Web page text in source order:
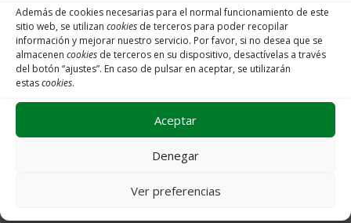
Además de cookies necesarias para el normal funcionamiento de este
sitio web, se utilizan cookies de terceros para poder recopilar
información y mejorar nuestro servicio. Por favor, si no desea que se
almacenen cookies de terceros en su dispositivo, desactívelas a través
del botón “ajustes”. En caso de pulsar en aceptar, se utilizarán
estascookies.
Aceptar
Denegar
Ver preferencias
Archivos
© 2026 Decoraciones Campos GeneratePress